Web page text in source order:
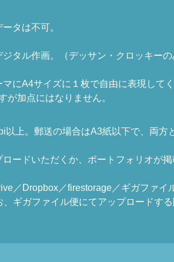
タは不可。
タル作画。（デッサン・クロッキー
にA4サイズに１枚で自由に表現して
加点にはなりません。
以上。郵送の場合はA3紙以下で、両
ードいただくか、ポートフォリオが
／Dropbox／firestorage／ギガファイ
ギガファイル便にてアップロードす